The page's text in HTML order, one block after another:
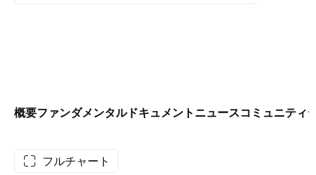
概要ファンダメンタルドキュメント ニュースコミュニティ
フルチャート